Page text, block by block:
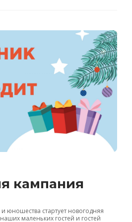
кампания
юношества стартует новогодняя
маленьких гостей и гостей